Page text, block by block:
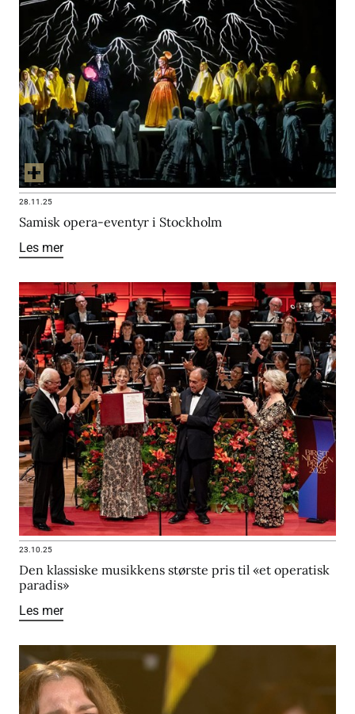
28.11.25
Samisk opera-eventyr i Stockholm
Les mer
23.10.25
Den klassiske musikkens største pris til «et operatisk
paradis»
Les mer